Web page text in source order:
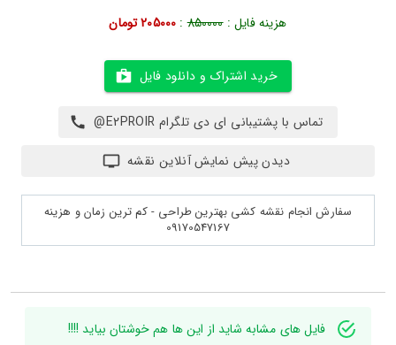
هزینه فایل :850000
: 205000 تومان
خرید اشتراک و دانلود فایل
تماس با پشتیبانی ای دی تلگرام E2PROIR@
دیدن پیش نمایش آنلاین نقشه
سفارش انجام نقشه کشی بهترین طراحی - کم ترین زمان و هزینه
09170547167
فایل های مشابه شاید از این ها هم خوشتان بیاید !!!!